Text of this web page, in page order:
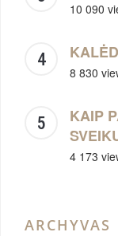
10 090
8 830
KAIP
4 173
ARCHYVAS